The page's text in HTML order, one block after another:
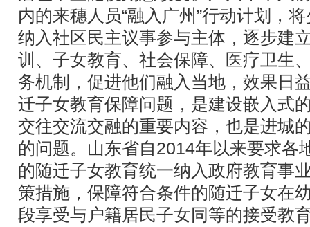
内的来穗人员“融入广州”行动计划，
纳入社区民主议事参与主体，逐步建
训、子女教育、社会保障、医疗卫生
务机制，促进他们融入当地，效果日
迁子女教育保障问题，是建设嵌入式
交往交流交融的重要内容，也是进城
的问题。山东省自2014年以来要求各
的随迁子女教育统一纳入政府教育事
策措施，保障符合条件的随迁子女在
段享受与户籍居民子女同等的接受教